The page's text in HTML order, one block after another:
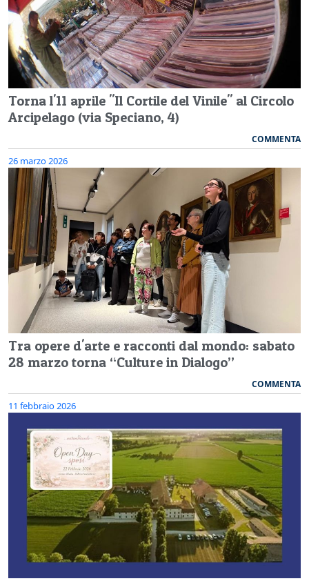
Torna l'11 aprile "Il Cortile del Vinile" al Circolo
Arcipelago (via Speciano, 4)
COMMENTA
26 marzo 2026
Tra opere d'arte e racconti dal mondo: sabato
28 marzo torna “Culture in Dialogo”
COMMENTA
11 febbraio 2026